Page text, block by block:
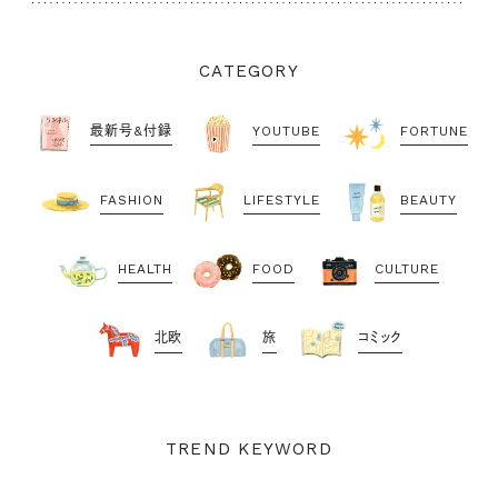
CATEGORY
最新号&付録 YOUTUBE FORTUNE
FASHION LIFESTYLE BEAUTY
HEALTH FOOD CULTURE
北欧 旅 コミック
TREND KEYWORD